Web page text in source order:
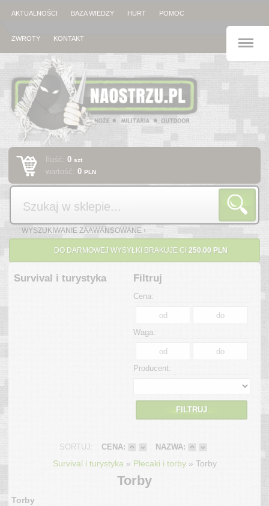
AKTUALNOŚCI BAZA WIEDZY HURT POMOC
ZWROTY KONTAKT
Ilość:0szt
wartość:0PLN
Szukaj
WYSZUKIWANIE ZAAWANSOWANE ›
DO DARMOWEJ WYSYŁKI BRAKUJE CI 250.00 PLN
Survival i turystyka Filtruj
Cena:
Waga:
Producent:
FILTRUJ
SORTUJ: CENA: NAZWA:
Survival i turystyka » Plecaki i torby» Torby
Torby
Torby